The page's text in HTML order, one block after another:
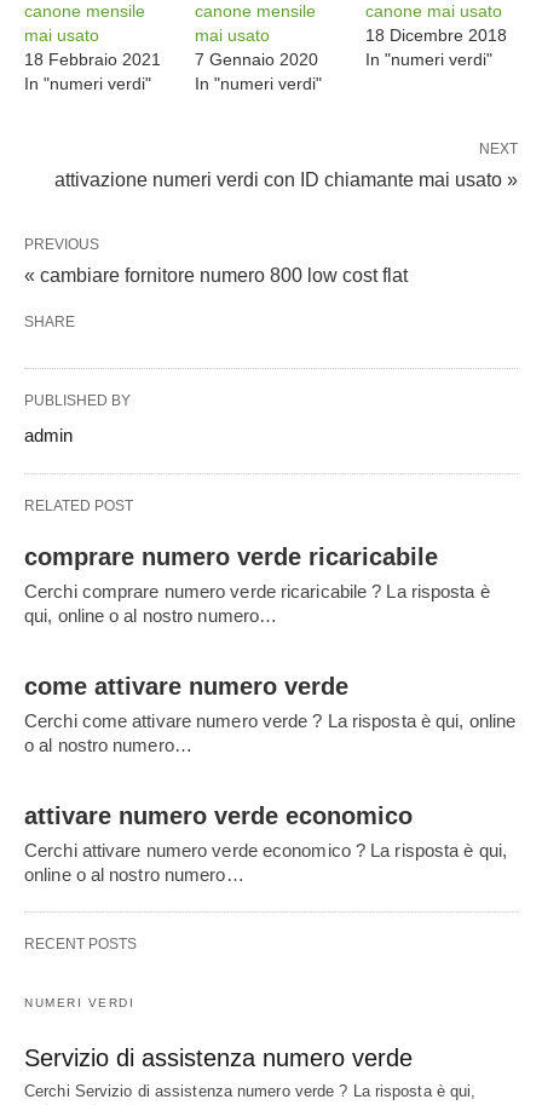
canone mensile
mai usato
18 Febbraio 2021
In "numeri verdi"
canone mensile
mai usato
7 Gennaio 2020
In "numeri verdi"
canone mai usato
18 Dicembre 2018
In "numeri verdi"
NEXT
attivazione numeri verdi con ID chiamante mai usato »
PREVIOUS
« cambiare fornitore numero 800 low cost flat
SHARE
PUBLISHED BY
admin
RELATED POST
comprare numero verde ricaricabile
Cerchi comprare numero verde ricaricabile ? La risposta è
qui, online o al nostro numero…
come attivare numero verde
Cerchi come attivare numero verde ? La risposta è qui, online
o al nostro numero…
attivare numero verde economico
Cerchi attivare numero verde economico ? La risposta è qui,
online o al nostro numero…
RECENT POSTS
NUMERI VERDI
Servizio di assistenza numero verde
Cerchi Servizio di assistenza numero verde ? La risposta è qui,